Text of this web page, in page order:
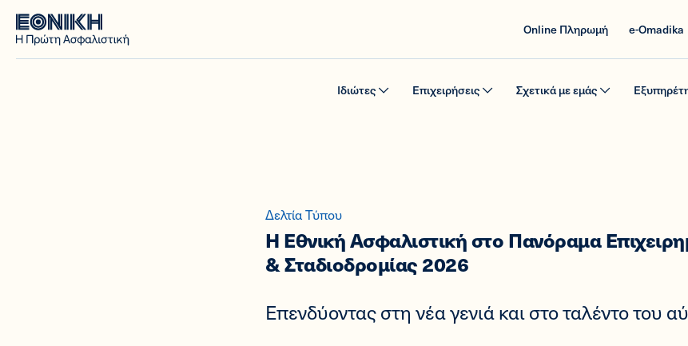
Online Πληρωμή e-Omadika
Ιδιώτες Επιχειρήσεις Σχετικά με εμάς
Δελτία Τύπου
Η Εθνική Ασφαλιστική στο Πανόραμα
& Σταδιοδρομίας 2026
Επενδύοντας στη νέα γενιά και στο ταλέντο του